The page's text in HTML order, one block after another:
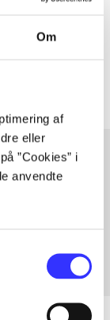
Om
af
eller
”Cookies” i
anvendte